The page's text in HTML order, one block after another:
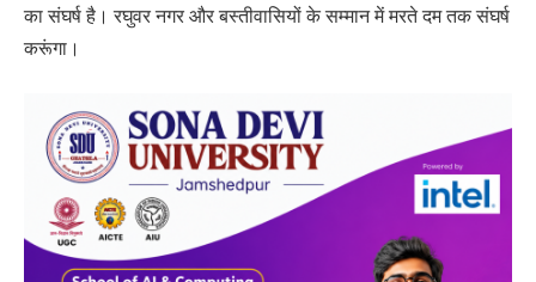
का संघर्ष है। रघुवर नगर और बस्तीवासियों के सम्मान में मरते दम तक संघर्ष
करूंगा।